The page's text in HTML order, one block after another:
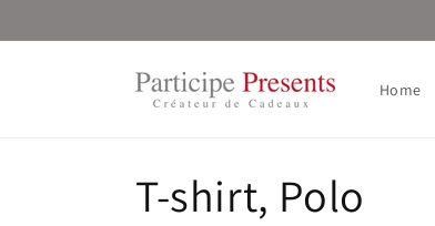
au
Home
C
T-shirt, Polo